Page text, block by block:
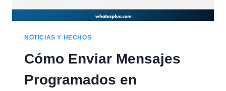
NOTICIAS Y HECHOS
Cómo Enviar Mensajes
Programados en